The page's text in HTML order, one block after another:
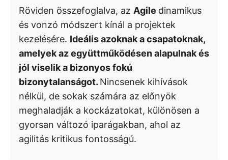
Röviden összefoglalva, az Agile dinamikus
és vonzó módszert kínál a projektek
kezelésére. Ideális azoknak a csapatoknak,
amelyek az együttműködésen alapulnak és
jól viselik a bizonyos fokú
bizonytalanságot. Nincsenek kihívások
nélkül, de sokak számára az előnyök
meghaladják a kockázatokat, különösen a
gyorsan változó iparágakban, ahol az
agilitás kritikus fontosságú.